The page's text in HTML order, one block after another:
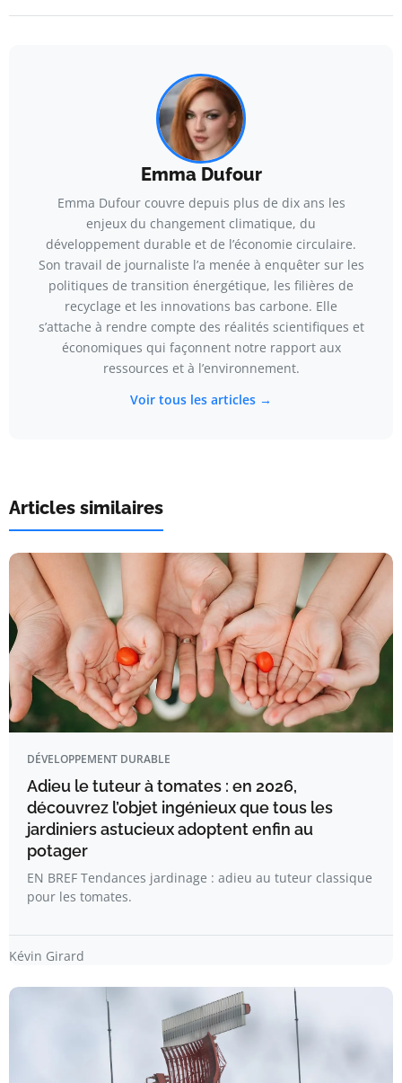
Emma Dufour
Emma Dufour couvre depuis plus de dix ans les
enjeux du changement climatique, du
développement durable et de l’économie circulaire.
Son travail de journaliste l’a menée à enquêter sur les
politiques de transition énergétique, les filières de
recyclage et les innovations bas carbone. Elle
s’attache à rendre compte des réalités scientifiques et
économiques qui façonnent notre rapport aux
ressources et à l’environnement.
Voir tous les articles →
Articles similaires
DÉVELOPPEMENT DURABLE
Adieu le tuteur à tomates : en 2026,
découvrez l’objet ingénieux que tous les
jardiniers astucieux adoptent enfin au
potager
EN BREF Tendances jardinage : adieu au tuteur classique
pour les tomates.
Kévin Girard